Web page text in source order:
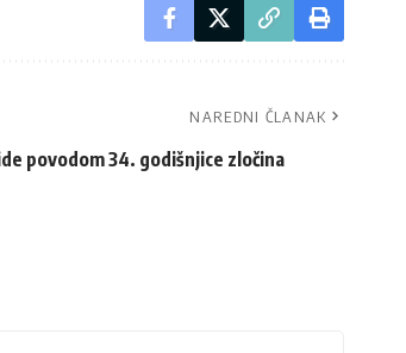
NAREDNI ČLANAK
povodom 34. godišnjice zločina